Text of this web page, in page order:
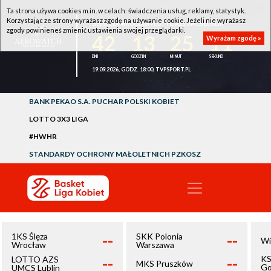
1KS ŚLĘZA WROCŁAW - LOTTO AZS UMCS LUBLIN
11
19.09.2026, GODZ. 18:00, TVPSPORT.PL
BANK PEKAO S.A. PUCHAR POLSKI KOBIET
LOTTO 3X3 LIGA
#HWHR
STANDARDY OCHRONY MAŁOLETNICH PZKOSZ
1KS Ślęza
Wrocław
--
LOTTO AZS
UMCS Lublin
--
SKK Polonia
Warszawa
--
MKS Pruszków --
Ta strona używa cookies m.in. w celach: świadczenia usług, reklamy, statystyk.
Korzystając ze strony wyrażasz zgodę na używanie cookie. Jeżeli nie wyrażasz
zgody powinieneś zmienić ustawienia swojej przeglądarki.
Wyrażam zgodę »